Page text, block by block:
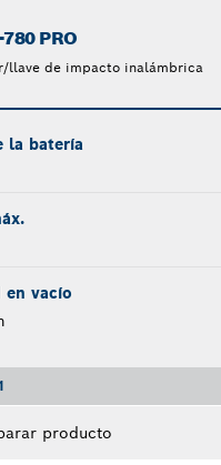
PRO
llave de impacto inalámbrica
la batería
en vacío
producto